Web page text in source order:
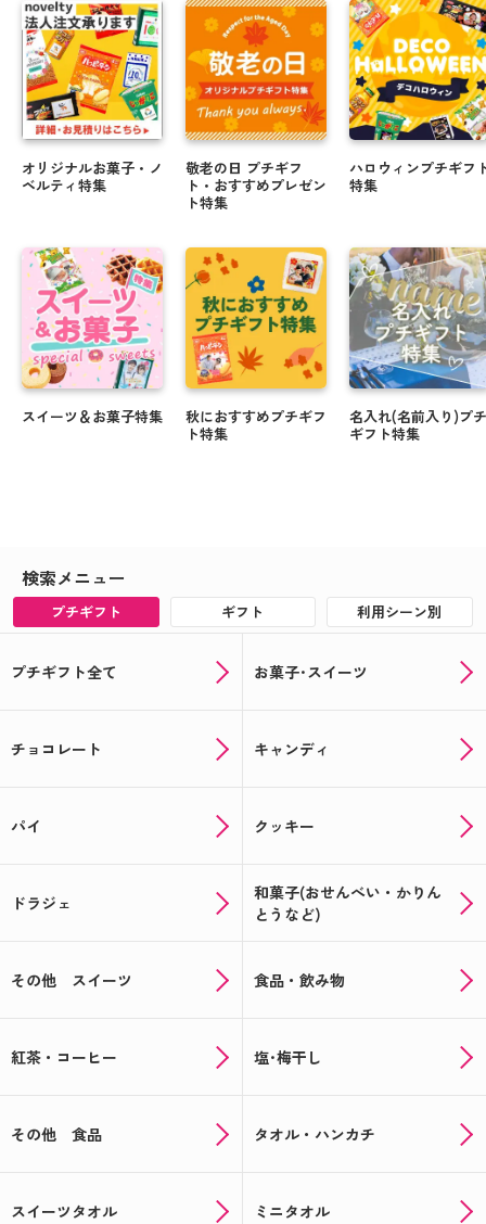
オリジナルお菓子・ノ
ベルティ特集
スイーツ＆お菓子特集
敬老の日 プチギフ
ト・おすすめプレゼン
ト特集
秋におすすめプチギフ
ト特集
ハロウィンプチギフ
特集
名入れ(名前入り)プチ
ギフト特集
検索メニュー
プチギフト ギフト 利用シーン別
プチギフト全て お菓子･スイーツ
チョコレート キャンディ
パイ クッキー
ドラジェ
和菓子(おせんべい・かりん
とうなど)
その他 スイーツ 食品・飲み物
紅茶・コーヒー 塩･梅干し
その他 食品 タオル・ハンカチ
スイーツタオル ミニタオル